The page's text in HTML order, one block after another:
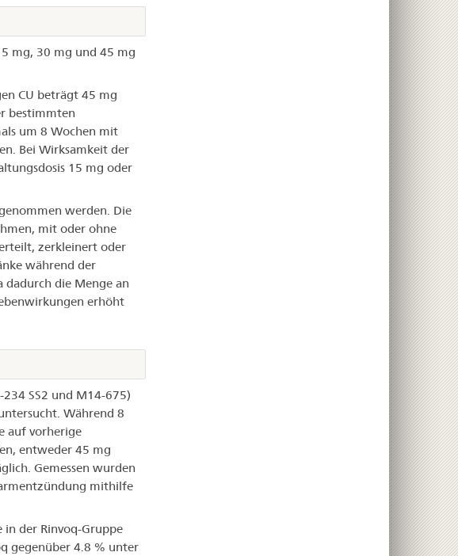
mg, 30 mg und 45 mg
CU beträgt 45 mg
bestimmten
um 8 Wochen mit
Bei Wirksamkeit der
15 mg oder
werden. Die
mit oder ohne
zerkleinert oder
während der
die Menge an
erhöht
SS2 und M14-675)
Während 8
auf vorherige
entweder 45 mg
Gemessen wurden
mithilfe
in der Rinvoq-Gruppe
gegenüber 4.8 % unter